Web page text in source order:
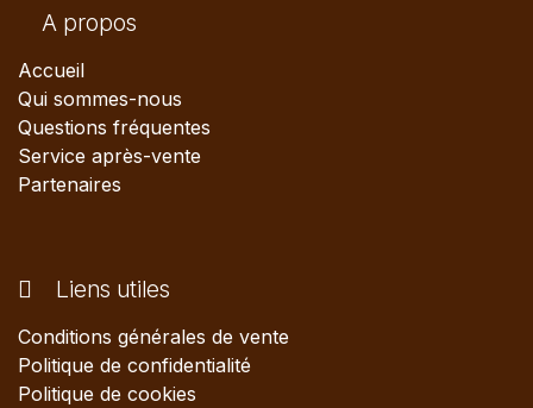
A propos
Accueil
Qui sommes-nous
Questions fréquentes
Service après-vente
Partenaires
Liens utiles
Conditions générales de vente
Politique de confidentialité
Politique de cookies